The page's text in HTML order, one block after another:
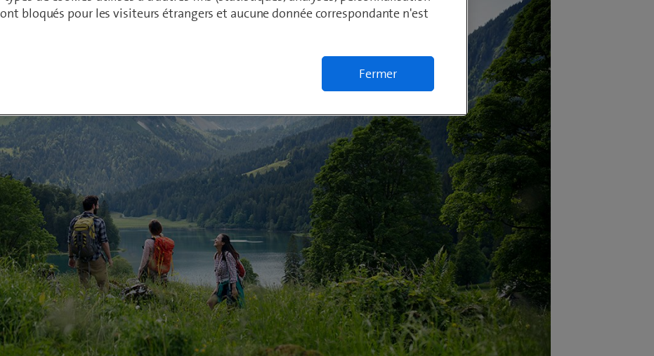
bloqués pour les visiteurs étrangers et aucune donnée correspondante n'est
Fermer